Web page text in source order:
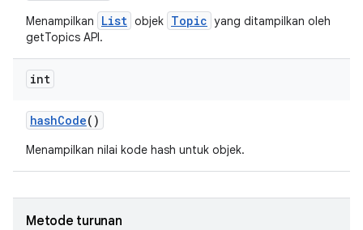
Menampilkan List objek Topic yang ditampilkan oleh
getTopics API.
int
hashCode()
Menampilkan nilai kode hash untuk objek.
Metode turunan